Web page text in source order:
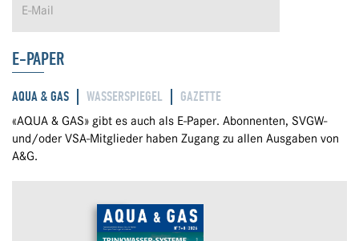
E-PAPER
AQUA & GAS WASSERSPIEGEL GAZETTE
«AQUA & GAS» gibt es auch als E-Paper. Abonnenten, SVGW-
und/oder VSA-Mitglieder haben Zugang zu allen Ausgaben von
A&G.